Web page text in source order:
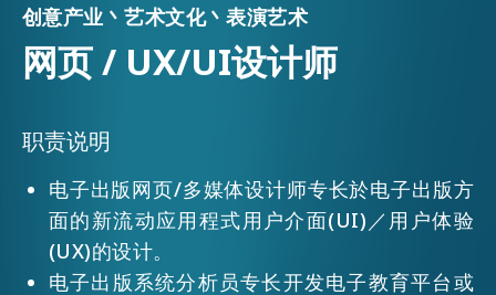
居港须知
人才支援
就业资讯
创意产业丶艺术文化丶表演艺术
网页 / UX/UI设计师
职责说明
电子出版网页/多媒体设计师专长於电子出版方
面的新流动应用程式用户介面(UI)／用户体验
(UX)的设计。
电子出版系统分析员专长开发电子教育平台或